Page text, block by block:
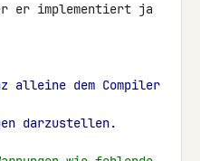
er implementiert ja
dem Compiler
darzustellen.